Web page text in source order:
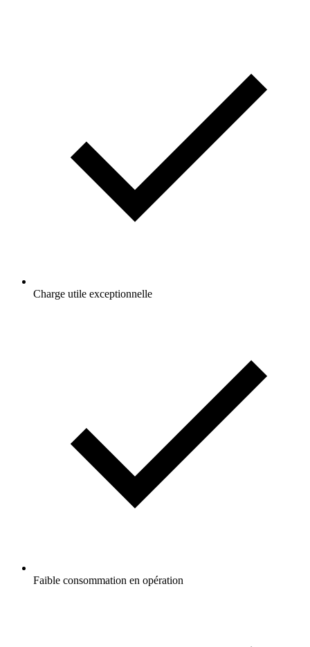
Charge utile exceptionnelle
Faible consommation en opération